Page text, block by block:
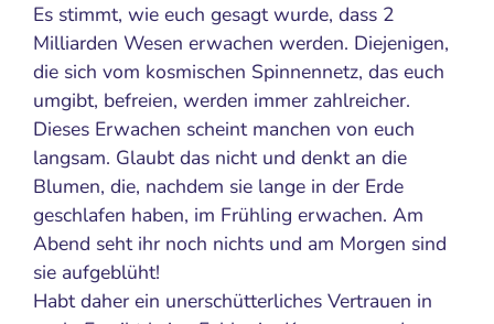
Es stimmt, wie euch gesagt wurde, dass 2
Milliarden Wesen erwachen werden. Diejenigen,
die sich vom kosmischen Spinnennetz, das euch
umgibt, befreien, werden immer zahlreicher.
Dieses Erwachen scheint manchen von euch
langsam. Glaubt das nicht und denkt an die
Blumen, die, nachdem sie lange in der Erde
geschlafen haben, im Frühling erwachen. Am
Abend seht ihr noch nichts und am Morgen sind
sie aufgeblüht!
Habt daher ein unerschütterliches Vertrauen in